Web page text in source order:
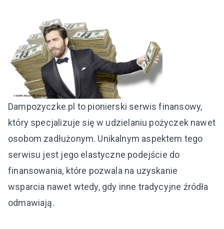
Dampozyczke.pl to pionierski serwis finansowy,
który specjalizuje się w udzielaniu pożyczek nawet
osobom zadłużonym. Unikalnym aspektem tego
serwisu jest jego elastyczne podejście do
finansowania, które pozwala na uzyskanie
wsparcia nawet wtedy, gdy inne tradycyjne źródła
odmawiają.